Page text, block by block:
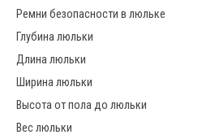
Ремни безопасности в люльке
Глубина люльки
Длина люльки
Ширина люльки
Высота от пола до люльки
Вес люльки